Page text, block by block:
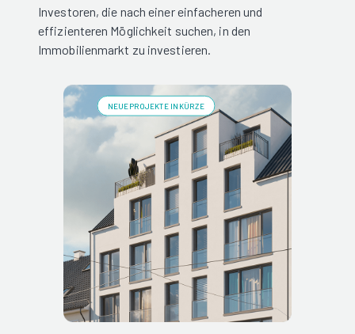
Investoren, die nach einer einfacheren und
effizienteren Möglichkeit suchen, in den
Immobilienmarkt zu investieren.
NEUE PROJEKTE IN KÜRZE